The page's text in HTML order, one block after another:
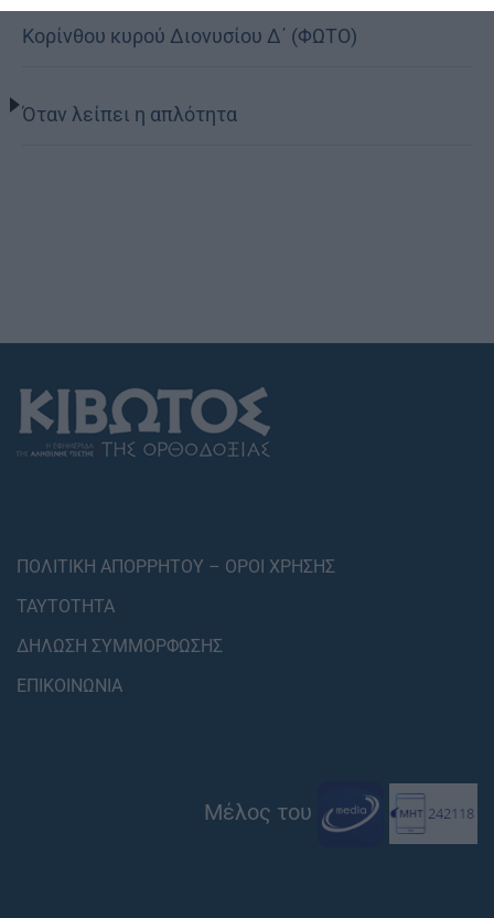
Κορίνθου κυρού Διονυσίου Δ΄ (ΦΩΤΟ)
Όταν λείπει η απλότητα
ΠΟΛΙΤΙΚΗ ΑΠΟΡΡΗΤΟΥ – ΟΡΟΙ ΧΡΗΣΗΣ
ΤΑΥΤΟΤΗΤΑ
ΔΗΛΩΣΗ ΣΥΜΜΟΡΦΩΣΗΣ
ΕΠΙΚΟΙΝΩΝΙΑ
Μέλος του